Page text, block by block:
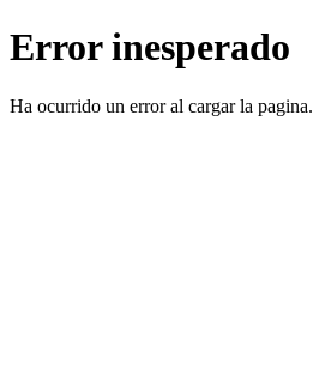
Error inesperado
Ha ocurrido un error al cargar la pagina.